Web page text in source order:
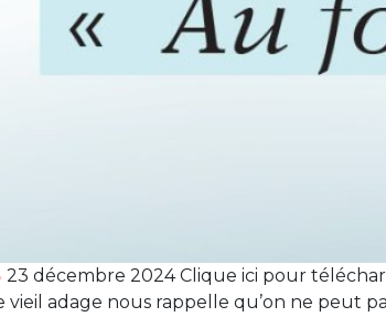
23 décembre 2024 Clique ici pour
vieil adage nous rappelle qu’on ne peut